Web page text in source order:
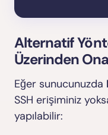
Alternatif
Üzerinden
Eğer sunucunuzda
SSH erişiminiz
yapılabilir: